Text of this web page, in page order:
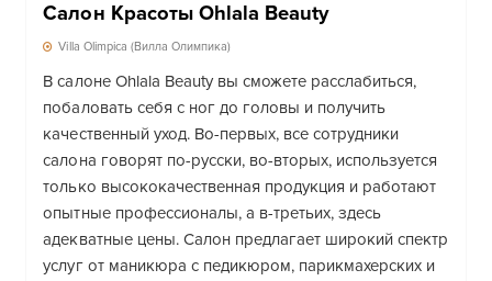
Салон Красоты Ohlala Beauty
Villa Olimpica (Вилла Олимпика)
В салоне Ohlala Beauty вы сможете расслабиться,
побаловать себя с ног до головы и получить
качественный уход. Во-первых, все сотрудники
салона говорят по-русски, во-вторых, используется
только высококачественная продукция и работают
опытные профессионалы, а в-третьих, здесь
адекватные цены. Салон предлагает широкий спектр
услуг от маникюра с педикюром, парикмахерских и